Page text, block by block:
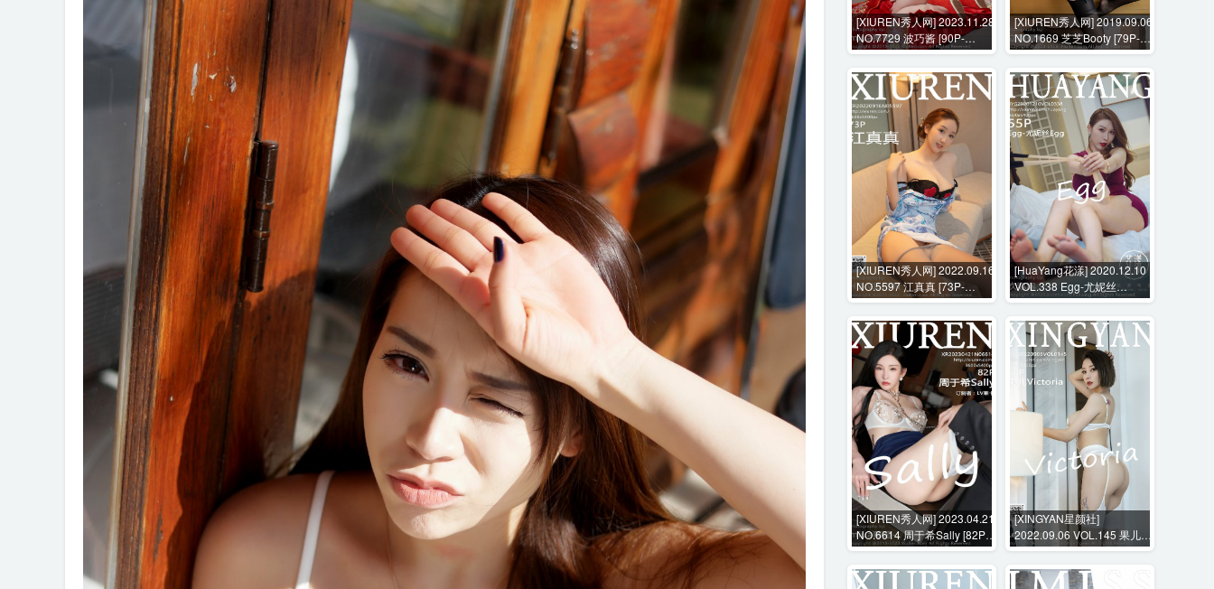
[XIUREN秀人网] 2023.11.28
NO.7729 波巧酱 [90P-
946MB]
[XIUREN秀人网] 2019.09.06
NO.1669 芝芝Booty [79P-
494MB]
[XIUREN秀人网] 2022.09.16
NO.5597 江真真 [73P-
730MB]
[HuaYang花漾] 2020.12.10
VOL.338 Egg-尤妮丝
Egg[55P-689MB]
[XIUREN秀人网] 2023.04.21
NO.6614 周于希Sally [82P-
755MB]
[XINGYAN星颜社]
2022.09.06 VOL.145 果儿
Victoria [68P-543MB]